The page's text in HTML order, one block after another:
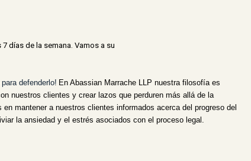
días de la semana. Vamos a su
defenderlo! En Abassian Marrache LLP nuestra filosofía es
nuestros clientes y crear lazos que perduren más allá de la
mantener a nuestros clientes informados acerca del progreso del
la ansiedad y el estrés asociados con el proceso legal.